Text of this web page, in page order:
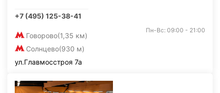
+7 (495) 125-38-41
Говорово(1,35 км)
Солнцево(930 м)
Пн-Вс: 09:00 - 21:00
ул.Главмосстроя 7а